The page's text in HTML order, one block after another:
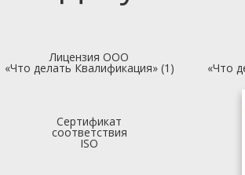
Лицензия ООО
«Что делать Квалификация» (1) «Что
Сертификат
соответствия
ISO